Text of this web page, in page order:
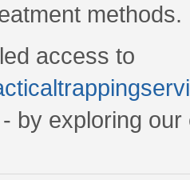
methods.
access to
by exploring